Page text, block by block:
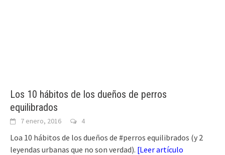
Los 10 hábitos de los dueños de perros
equilibrados
7 enero, 2016 4
Loa 10 hábitos de los dueños de #perros equilibrados (y 2
leyendas urbanas que no son verdad). [Leer artículo